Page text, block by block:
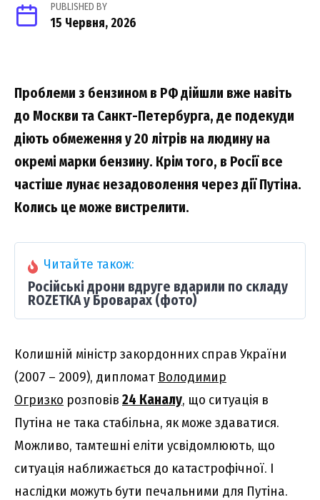
PUBLISHED BY
15 Червня, 2026
Проблеми з бензином в РФ дійшли вже навіть
до Москви та Санкт-Петербурга, де подекуди
діють обмеження у 20 літрів на людину на
окремі марки бензину. Крім того, в Росії все
частіше лунає незадоволення через дії Путіна.
Колись це може вистрелити.
Читайте також:
Російські дрони вдруге вдарили по складу
ROZETKA у Броварах (фото)
Колишній міністр закордонних справ України
(2007 – 2009), дипломат Володимир
Огризко розповів 24 Каналу, що ситуація в
Путіна не така стабільна, як може здаватися.
Можливо, тамтешні еліти усвідомлюють, що
ситуація наближається до катастрофічної. І
наслідки можуть бути печальними для Путіна.